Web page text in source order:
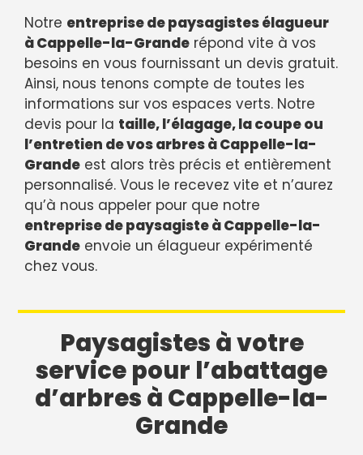
Notre entreprise de paysagistes élagueur
à Cappelle-la-Grande répond vite à vos
besoins en vous fournissant un devis gratuit.
Ainsi, nous tenons compte de toutes les
informations sur vos espaces verts. Notre
devis pour la taille, l’élagage, la coupe ou
l’entretien de vos arbres à Cappelle-la-
Grande est alors très précis et entièrement
personnalisé. Vous le recevez vite et n’aurez
qu’à nous appeler pour que notre
entreprise de paysagiste à Cappelle-la-
Grande envoie un élagueur expérimenté
chez vous.
Paysagistes à votre
service pour l’abattage
d’arbres à Cappelle-la-
Grande